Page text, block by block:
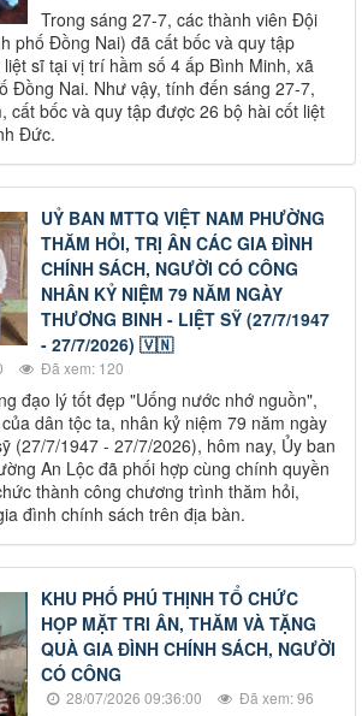
Trong sáng 27-7, các thành viên Đội
phố Đồng Nai) đã cất bốc và quy tập
sĩ tại vị trí hầm số 4 ấp Bình Minh, xã
Đồng Nai. Như vậy, tính đến sáng 27-7,
cất bốc và quy tập được 26 bộ hài cốt liệt
Đức.
UỶ BAN MTTQ VIỆT NAM PHƯỜNG
THĂM HỎI, TRỊ ÂN CÁC GIA ĐÌNH
CHÍNH SÁCH, NGƯỜI CÓ CÔNG
NHÂN KỶ NIỆM 79 NĂM NGÀY
THƯƠNG BINH - LIỆT SỸ (27/7/1947
- 27/7/2026) 🇻🇳
Đã xem: 120
đạo lý tốt đẹp "Uống nước nhớ nguồn",
dân tộc ta, nhân kỷ niệm 79 năm ngày
(27/7/1947 - 27/7/2026), hôm nay, Ủy ban
An Lộc đã phối hợp cùng chính quyền
thành công chương trình thăm hỏi,
đình chính sách trên địa bàn.
KHU PHỐ PHÚ THỊNH TỔ CHỨC
HỌP MẶT TRI ÂN, THĂM VÀ TẶNG
QUÀ GIA ĐÌNH CHÍNH SÁCH, NGƯỜI
CÓ CÔNG
28/07/2026 09:36:00 Đã xem: 96